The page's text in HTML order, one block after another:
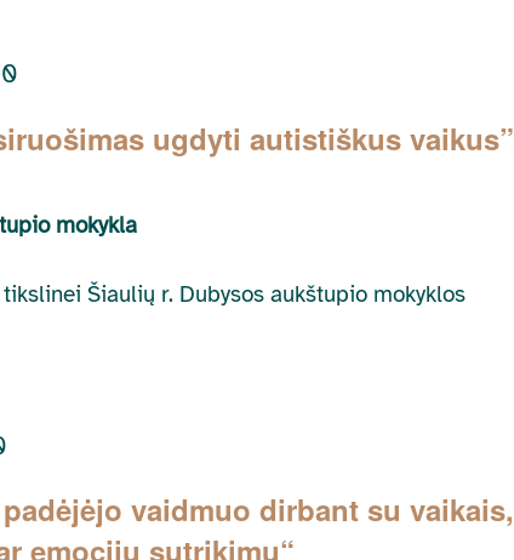
ugdyti autistiškus vaikus”
mokykla
Šiaulių r. Dubysos aukštupio mokyklos
vaidmuo dirbant su vaikais,
emocijų sutrikimų“